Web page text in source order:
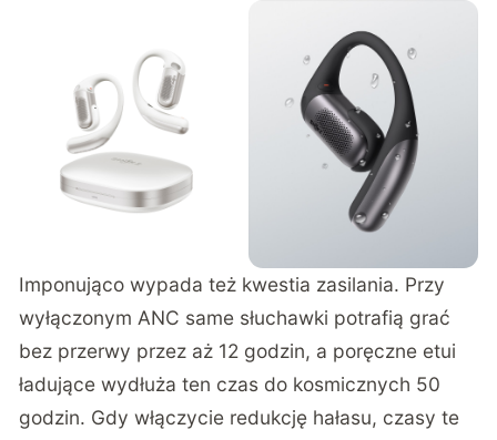
Imponująco wypada też kwestia zasilania. Przy
wyłączonym ANC same słuchawki potrafią grać
bez przerwy przez aż 12 godzin, a poręczne etui
ładujące wydłuża ten czas do kosmicznych 50
godzin. Gdy włączycie redukcję hałasu, czasy te